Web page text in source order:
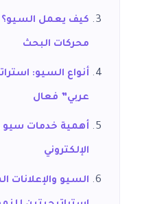
كيف يعمل السيو؟
محركات البحث
أنواع السيو:
عربي” فعال
أهمية خدمات
الإلكتروني
السيو والإعلانات